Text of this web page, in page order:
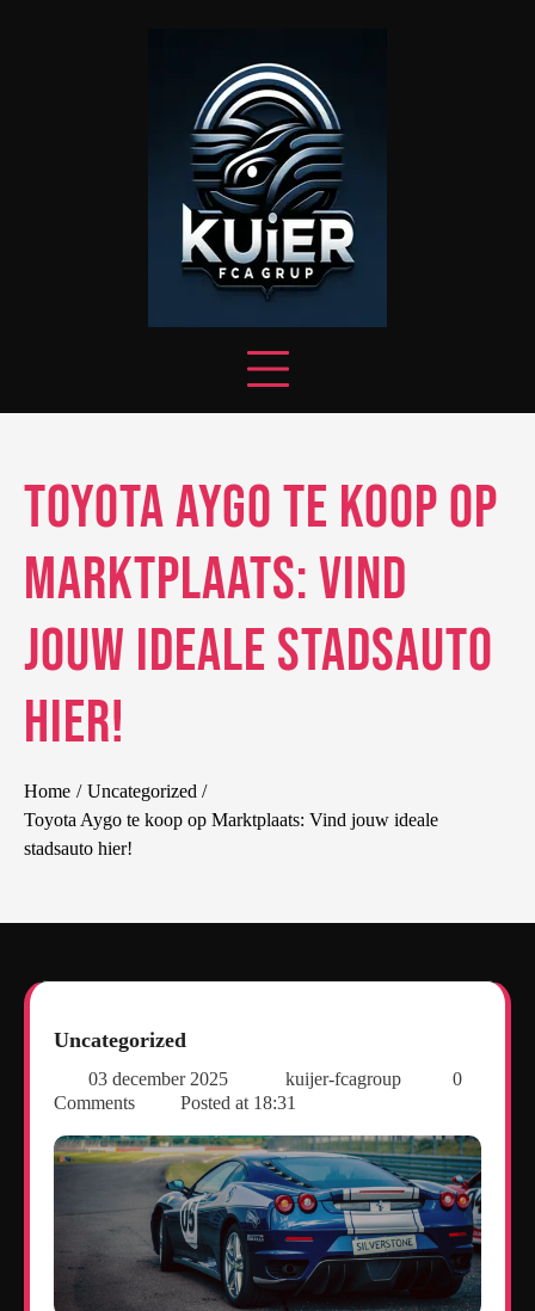
Toyota Aygo te koop op
Marktplaats: Vind
jouw ideale stadsauto
hier!
Home
Uncategorized
Toyota Aygo te koop op Marktplaats: Vind jouw ideale
stadsauto hier!
Uncategorized
03 december 2025 kuijer-fcagroup
0
Comments
Posted at 18:31